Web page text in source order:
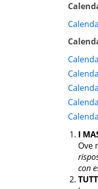
ITAL-
PSIC-
PSIC-
PSIC-
I
Ove
con